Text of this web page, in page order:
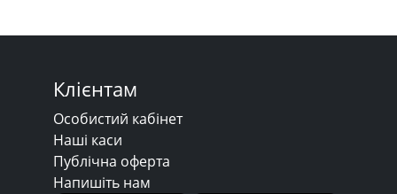
Клієнтам
Особистий кабінет
Наші каси
Публічна оферта
Напишіть нам